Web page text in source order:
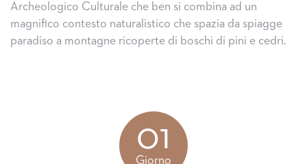
Archeologico Culturale che ben si combina ad un
magnifico contesto naturalistico che spazia da spiagge
paradiso a montagne ricoperte di boschi di pini e cedri.
01
Giorno